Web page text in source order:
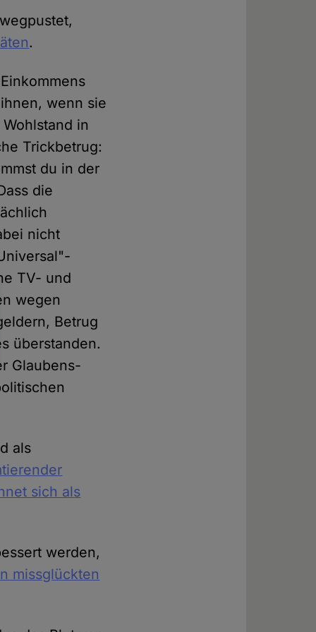
.
wenn sie
in
Trickbetrug:
du in der
die
nicht
TV- und
wegen
Betrug
überstanden.
Glaubens-
als
sich als
werden,
missglückten